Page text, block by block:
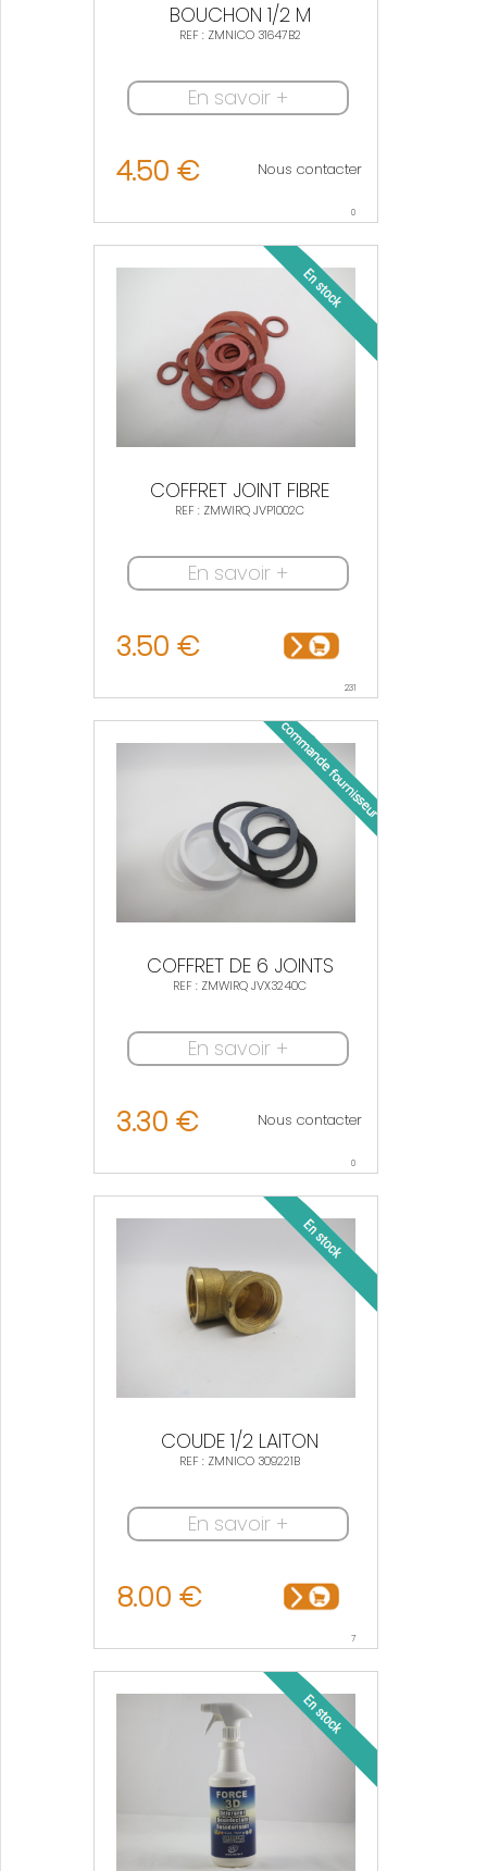
BOUCHON 1/2 M
REF : ZMNICO 31647B2
En savoir +
4.50 € Nous contacter
0
COFFRET JOINT FIBRE
REF : ZMWIRQ JVP1002C
En savoir +
3.50 €
231
COFFRET DE 6 JOINTS
REF : ZMWIRQ JVX3240C
En savoir +
3.30 € Nous contacter
0
COUDE 1/2 LAITON
REF : ZMNICO 309221B
En savoir +
8.00 €
7